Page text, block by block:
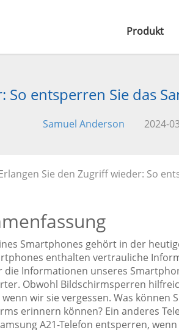
Produkt
entsperren Sie das
Samuel Anderson 2024-
Sie den Zugriff wieder: So
Smartphones gehört in der
enthalten vertrauliche
die Informationen unseres
Obwohl Bildschirmsperren
wir sie vergessen. Was können
erinnern können? Ein anderes
A21-Telefon entsperren,